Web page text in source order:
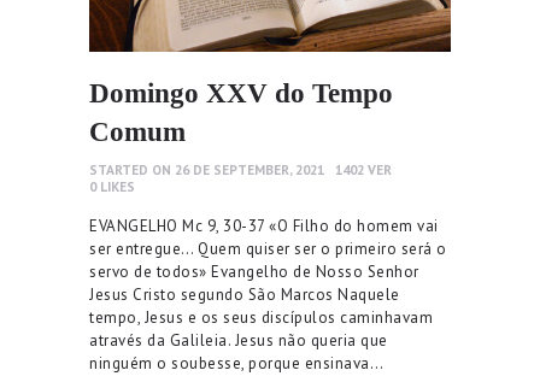
Domingo XXV do Tempo
Comum
STARTED ON 26 DE SEPTEMBER, 2021 1402 VER
0 LIKES
EVANGELHO Mc 9, 30-37 «O Filho do homem vai
ser entregue… Quem quiser ser o primeiro será o
servo de todos» Evangelho de Nosso Senhor
Jesus Cristo segundo São Marcos Naquele
tempo, Jesus e os seus discípulos caminhavam
através da Galileia. Jesus não queria que
ninguém o soubesse, porque ensinava…